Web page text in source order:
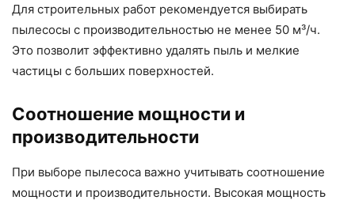
Для строительных работ рекомендуется выбирать
пылесосы с производительностью не менее 50 м³/ч.
Это позволит эффективно удалять пыль и мелкие
частицы с больших поверхностей.
Соотношение мощности и
производительности
При выборе пылесоса важно учитывать соотношение
мощности и производительности. Высокая мощность